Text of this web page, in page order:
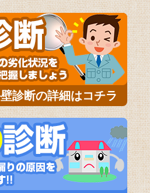
診断の詳細はコチラ